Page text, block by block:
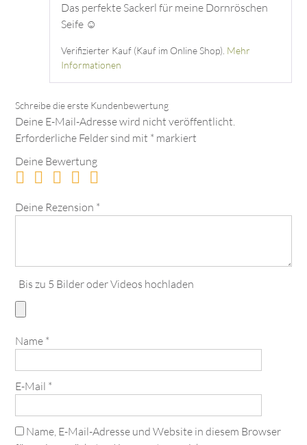
Das perfekte Sackerl für meine Dornröschen
Seife ☺️
Verifizierter Kauf (Kauf im Online Shop). Mehr
Informationen
Deine E-Mail-Adresse wird nicht veröffentlicht.
Erforderliche Felder sind mit * markiert
Deine Bewertung
Deine Rezension *
Bis zu 5 Bilder oder Videos hochladen
Name *
E-Mail *
Name, E-Mail-Adresse und Website in diesem Browser